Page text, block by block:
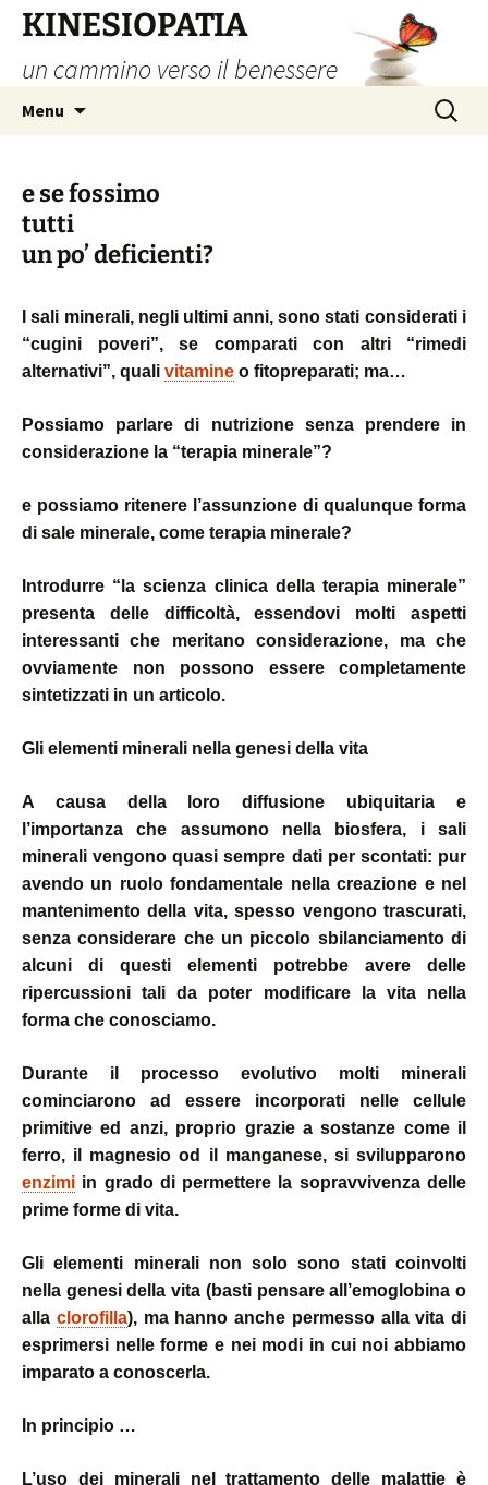
contenuto
KINESIOPATIA
un cammino verso il benessere
Menu
Ricerca
per:
e se fossimo
tutti
un po’ deficienti?
I sali minerali, negli ultimi anni, sono stati considerati i
“cugini poveri”, se comparati con altri “rimedi
alternativi”, quali vitamine o fitopreparati; ma…
Possiamo parlare di nutrizione senza prendere in
considerazione la “terapia minerale”?
e possiamo ritenere l’assunzione di qualunque forma
di sale minerale, come terapia minerale?
Introdurre “la scienza clinica della terapia minerale”
presenta delle difficoltà, essendovi molti aspetti
interessanti che meritano considerazione, ma che
ovviamente non possono essere completamente
sintetizzati in un articolo.
Gli elementi minerali nella genesi della vita
A causa della loro diffusione ubiquitaria e
l’importanza che assumono nella biosfera, i sali
minerali vengono quasi sempre dati per scontati: pur
avendo un ruolo fondamentale nella creazione e nel
mantenimento della vita, spesso vengono trascurati,
senza considerare che un piccolo sbilanciamento di
alcuni di questi elementi potrebbe avere delle
ripercussioni tali da poter modificare la vita nella
forma che conosciamo.
Durante il processo evolutivo molti minerali
cominciarono ad essere incorporati nelle cellule
primitive ed anzi, proprio grazie a sostanze come il
ferro, il magnesio od il manganese, si svilupparono
enzimi in grado di permettere la sopravvivenza delle
prime forme di vita.
Gli elementi minerali non solo sono stati coinvolti
nella genesi della vita (basti pensare all’emoglobina o
alla clorofilla), ma hanno anche permesso alla vita di
esprimersi nelle forme e nei modi in cui noi abbiamo
imparato a conoscerla.
In principio …
L’uso dei minerali nel trattamento delle malattie è